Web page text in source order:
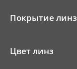
Покрытие линз
Цвет линз